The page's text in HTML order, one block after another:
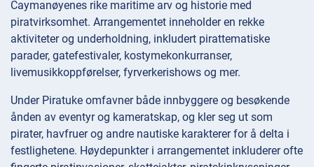
Caymanøyenes rike maritime arv og historie med
piratvirksomhet. Arrangementet inneholder en rekke
aktiviteter og underholdning, inkludert pirattematiske
parader, gatefestivaler, kostymekonkurranser,
livemusikkoppførelser, fyrverkerishows og mer.
Under Piratuke omfavner både innbyggere og besøkende
ånden av eventyr og kameratskap, og kler seg ut som
pirater, havfruer og andre nautiske karakterer for å delta i
festlighetene. Høydepunkter i arrangementet inkluderer ofte